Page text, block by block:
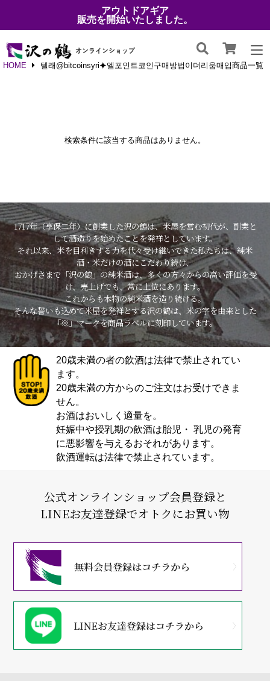
アウトドアギア
販売を開始いたしました。
HOME 텔래@bitcoinsyri⯌엘포인트코인구매방법이더리움매입商品一覧
検索条件に該当する商品はありません。
1717年（享保二年）に創業した沢の鶴は、米屋を営む初代が、副業と
して酒造りを始めたことを発祥としています。
それ以来、米を目利きする力を代々受け継いできた私たちは、純米
酒・米だけの酒にこだわり続け、
おかげさまで「沢の鶴」の純米酒は、多くの方々からの高い評価を受
け、売上げでも、常に上位にあります。
これからも本物の純米酒を造り続ける。
そんな誓いも込めて米屋を発祥とする沢の鶴は、米の字を由来とした
「※」マークを商品ラベルに刻印しています。
20歳未満の者の飲酒は法律で禁止されてい
ます。
20歳未満の方からのご注文はお受けできま
せん。
お酒はおいしく適量を。
妊娠中や授乳期の飲酒は胎児・ 乳児の発育
に悪影響を与えるおそれがあります。
飲酒運転は法律で禁止されています。
公式オンラインショップ会員登録と
LINEお友達登録でオトクにお買い物